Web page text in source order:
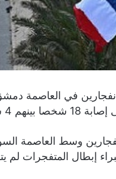
في العاصمة
في المكان.
4 شرطيين في انفجارين وسط
إبطال المتفجرات لم